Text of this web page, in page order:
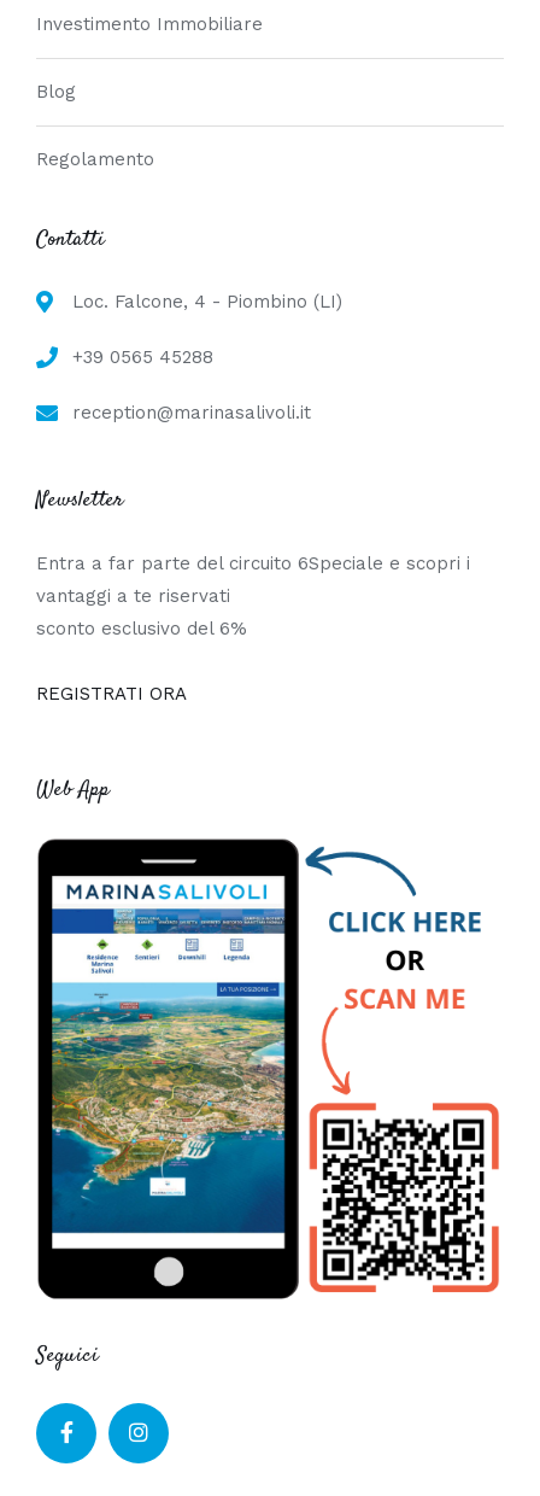
Investimento Immobiliare
Blog
Regolamento
Contatti
Loc. Falcone, 4 - Piombino (LI)
+39 0565 45288
reception@marinasalivoli.it
Newsletter
Entra a far parte del circuito 6Speciale e scopri i
vantaggi a te riservati
sconto esclusivo del 6%
REGISTRATI ORA
Web App
Seguici